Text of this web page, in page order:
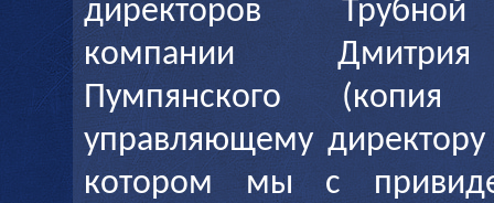
директоров Трубной
компании Дмитрия
Пумпянского (копия
управляющему
котором мы с